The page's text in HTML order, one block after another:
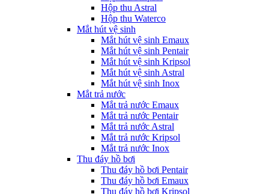
Hộp thu Astral
Hộp thu Waterco
Mắt hút vệ sinh
Mắt hút vệ sinh Emaux
Mắt hút vệ sinh Pentair
Mắt hút vệ sinh Kripsol
Mắt hút vệ sinh Astral
Mắt hút vệ sinh Inox
Mắt trả nước
Mắt trả nước Emaux
Mắt trả nước Pentair
Mắt trả nước Astral
Mắt trả nước Kripsol
Mắt trả nước Inox
Thu đáy hồ bơi
Thu đáy hồ bơi Pentair
Thu đáy hồ bơi Emaux
Thu đáy hồ bơi Kripsol